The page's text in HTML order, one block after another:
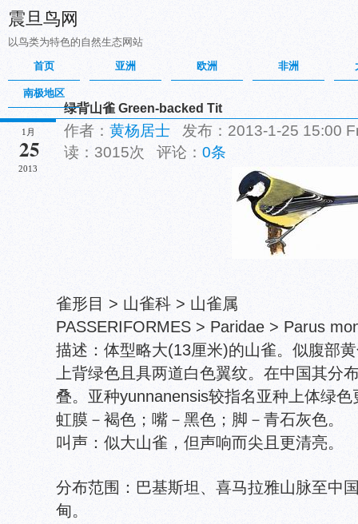
震旦鸟网
以鸟类为特色的自然生态网站
首页
亚洲 欧洲 非洲
南极地区
1月
25
2013
绿背山雀 Green-backed Tit
作者： 黄杨居士 发布：2013-1-25 15:00
读：3015次 评论： 0条
雀形目 > 山雀科 > 山雀属
PASSERIFORMES > Paridae > Parus
描述：体型略大(13厘米)的山雀。似腹部
上背绿色且具两道白色翼纹。在中国其分
叠。亚种yunnanensis较指名亚种上体绿色
虹膜－褐色；嘴－黑色；脚－青石灰色。
叫声：似大山雀，但声响而尖且更清亮。
分布范围：巴基斯坦、喜马拉雅山脉至中
甸。